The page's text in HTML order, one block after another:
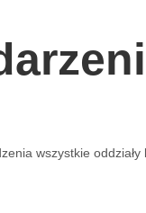
wszystkie oddziały